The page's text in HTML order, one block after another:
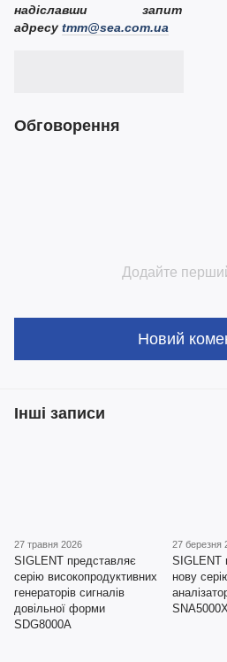
надіславши запит
адресу tmm@sea.com.ua
Обговорення
Додайте
Новий
Інші записи
27 травня 2026
SIGLENT представляє
серію високопродуктивних
генераторів сигналів
довільної форми
SDG8000A
27 березня
SIGLENT
нову